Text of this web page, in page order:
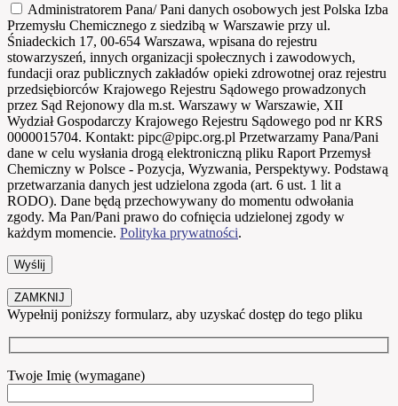
Administratorem Pana/ Pani danych osobowych jest Polska Izba
Przemysłu Chemicznego z siedzibą w Warszawie przy ul.
Śniadeckich 17, 00-654 Warszawa, wpisana do rejestru
stowarzyszeń, innych organizacji społecznych i zawodowych,
fundacji oraz publicznych zakładów opieki zdrowotnej oraz rejestru
przedsiębiorców Krajowego Rejestru Sądowego prowadzonych
przez Sąd Rejonowy dla m.st. Warszawy w Warszawie, XII
Wydział Gospodarczy Krajowego Rejestru Sądowego pod nr KRS
0000015704. Kontakt: pipc@pipc.org.pl Przetwarzamy Pana/Pani
dane w celu wysłania drogą elektroniczną pliku Raport Przemysł
Chemiczny w Polsce - Pozycja, Wyzwania, Perspektywy. Podstawą
przetwarzania danych jest udzielona zgoda (art. 6 ust. 1 lit a
RODO). Dane będą przechowywany do momentu odwołania
zgody. Ma Pan/Pani prawo do cofnięcia udzielonej zgody w
każdym momencie. Polityka prywatności.
ZAMKNIJ
Wypełnij poniższy formularz, aby uzyskać dostęp do tego pliku
Twoje Imię (wymagane)